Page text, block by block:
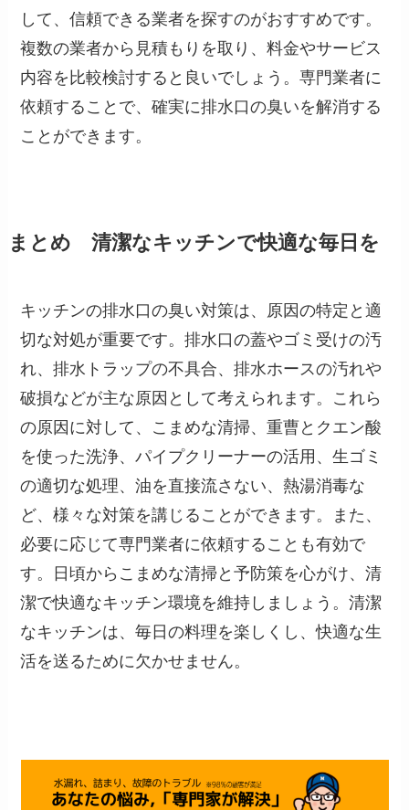
して、信頼できる業者を探すのがおすすめです。
複数の業者から見積もりを取り、料金やサービス
内容を比較検討すると良いでしょう。専門業者に
依頼することで、確実に排水口の臭いを解消する
ことができます。
まとめ 清潔なキッチンで快適な毎日を
キッチンの排水口の臭い対策は、原因の特定と適
切な対処が重要です。排水口の蓋やゴミ受けの汚
れ、排水トラップの不具合、排水ホースの汚れや
破損などが主な原因として考えられます。これら
の原因に対して、こまめな清掃、重曹とクエン酸
を使った洗浄、パイプクリーナーの活用、生ゴミ
の適切な処理、油を直接流さない、熱湯消毒な
ど、様々な対策を講じることができます。また、
必要に応じて専門業者に依頼することも有効で
す。日頃からこまめな清掃と予防策を心がけ、清
潔で快適なキッチン環境を維持しましょう。清潔
なキッチンは、毎日の料理を楽しくし、快適な生
活を送るために欠かせません。